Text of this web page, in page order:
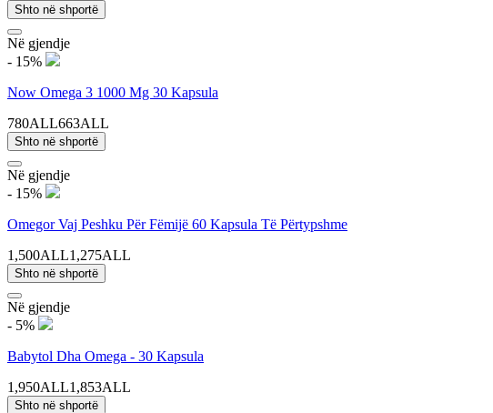
Shto në shportë
Në gjendje
- 15%
Now Omega 3 1000 Mg 30 Kapsula
780ALL663ALL
Shto në shportë
Në gjendje
- 15%
Omegor Vaj Peshku Për Fëmijë 60 Kapsula Të Përtypshme
1,500ALL1,275ALL
Shto në shportë
Në gjendje
- 5%
Babytol Dha Omega - 30 Kapsula
1,950ALL1,853ALL
Shto në shportë